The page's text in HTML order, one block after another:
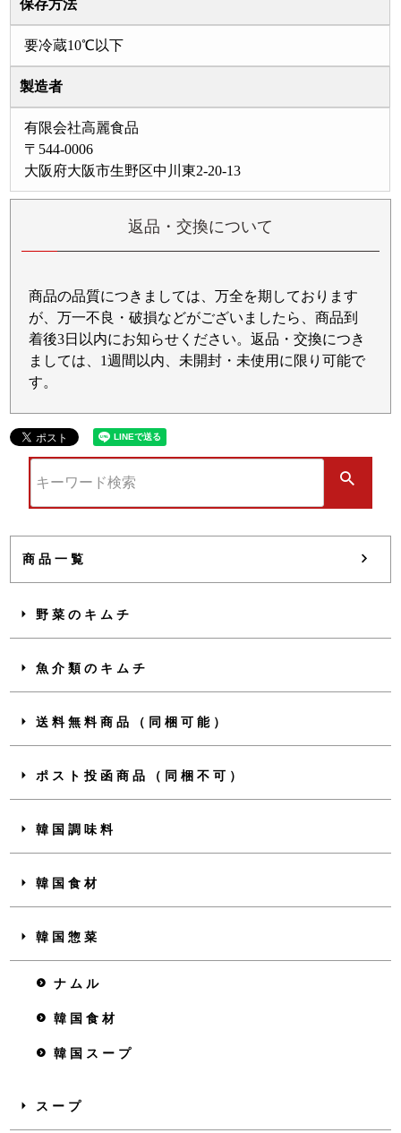
商品一覧
野菜のキムチ
魚介類のキムチ
送料無料商品（同梱可能）
ポスト投函商品（同梱不可）
韓国調味料
韓国食材
韓国惣菜
ナムル
韓国食材
韓国スープ
スープ
保存方法
要冷蔵10℃以下
製造者
有限会社高麗食品
〒544-0006
大阪府大阪市生野区中川東2-20-13
返品・交換について
商品の品質につきましては、万全を期しております
が、万一不良・破損などがございましたら、商品到
着後3日以内にお知らせください。返品・交換につき
ましては、1週間以内、未開封・未使用に限り可能で
す。